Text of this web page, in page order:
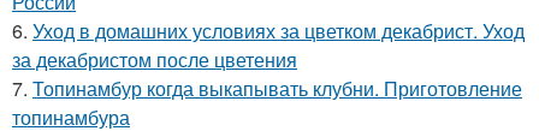
6. Уход в домашних условиях за цветком декабрист. Уход
за декабристом после цветения
7. Топинамбур когда выкапывать клубни. Приготовление
топинамбура